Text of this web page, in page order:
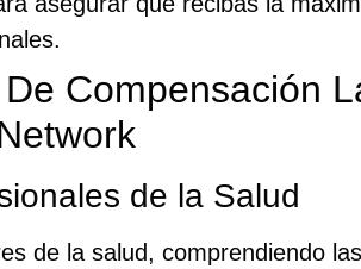
Compensación
de la Salud
de la salud, comprendiendo